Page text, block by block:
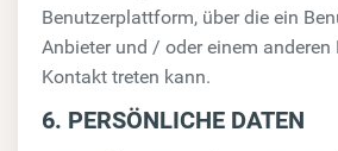
Benutzerplattform, über die ein
Anbieter und / oder einem anderen
Kontakt treten kann.
6. PERSÖNLICHE DATEN